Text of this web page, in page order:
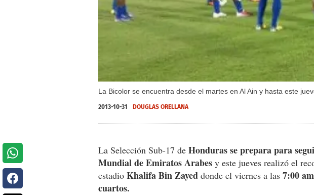
La Bicolor se encuentra desde el martes en Al Ain y hasta este
2013-10-31 DOUGLAS ORELLANA
La Selección Sub-17 de Honduras se prepara para
Mundial de Emiratos Arabes y este jueves realizó el
estadio Khalifa Bin Zayed donde el viernes a las 7:00
cuartos.